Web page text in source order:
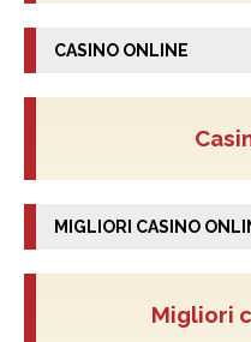
CASINO ONLINE
MIGLIORI CASINO
Migliori